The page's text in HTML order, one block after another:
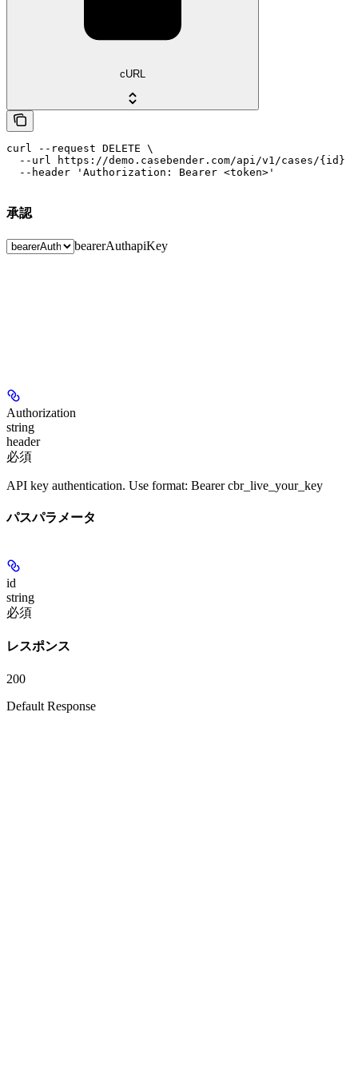
cURL
curl --request DELETE \
  --url https://demo.casebender.com/api/v1/cases/{id} \
  --header 'Authorization: Bearer <token>'
承認
bearerAuthapiKey
Authorization
string
header
必須
API key authentication. Use format: Bearer cbr_live_your_key
パスパラメータ
id
string
必須
レスポンス
200
Default Response